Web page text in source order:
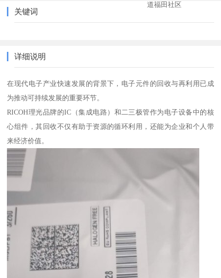
道福田社区
关键词
详细说明
在现代电子产业快速发展的背景下，电子元件的回收与再利用已成
为推动可持续发展的重要环节。
RICOH理光品牌的IC（集成电路）和二三极管作为电子设备中的核
心组件，其回收不仅有助于资源的循环利用，还能为企业和个人带
来经济价值。